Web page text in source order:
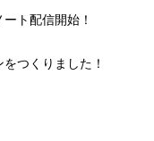
ト配信開始！
つくりました！